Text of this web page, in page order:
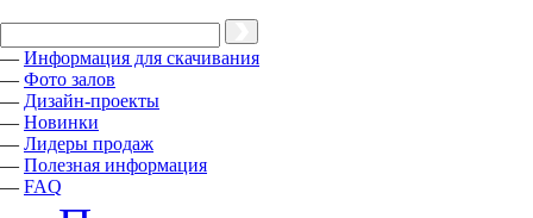
— Информация для скачивания
— Фото залов
— Дизайн-проекты
— Новинки
— Лидеры продаж
— Полезная информация
— FAQ